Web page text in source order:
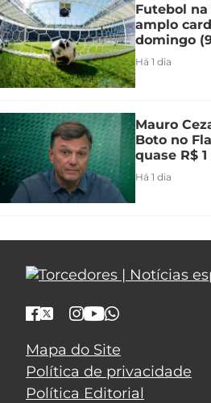
Futebol na
amplo
domingo
Há 1 dia
Mauro
Boto no
quase R$
Há 1 dia
Mapa do Site
Política de privacidade
Política Editorial